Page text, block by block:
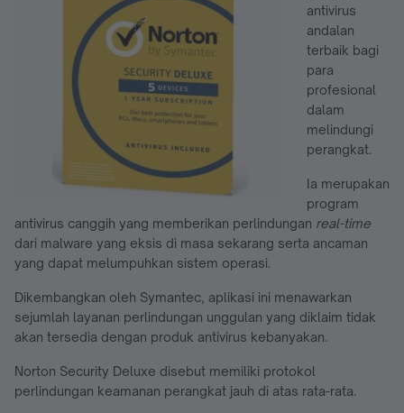
antivirus
andalan
terbaik bagi
para
profesional
dalam
melindungi
perangkat.
Ia merupakan
program
antivirus canggih yang memberikan perlindungan real-time
dari malware yang eksis di masa sekarang serta ancaman
yang dapat melumpuhkan sistem operasi.
Dikembangkan oleh Symantec, aplikasi ini menawarkan
sejumlah layanan perlindungan unggulan yang diklaim tidak
akan tersedia dengan produk antivirus kebanyakan.
Norton Security Deluxe disebut memiliki protokol
perlindungan keamanan perangkat jauh di atas rata-rata.